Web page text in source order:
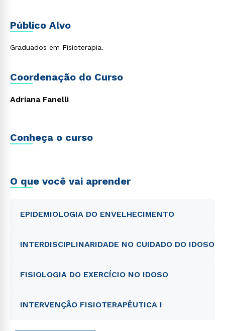
Público Alvo
Graduados em Fisioterapia.
Coordenação do Curso
Adriana Fanelli
Conheça o curso
O que você vai aprender
EPIDEMIOLOGIA DO ENVELHECIMENTO
INTERDISCIPLINARIDADE NO CUIDADO DO IDOSO
FISIOLOGIA DO EXERCÍCIO NO IDOSO
INTERVENÇÃO FISIOTERAPÊUTICA I